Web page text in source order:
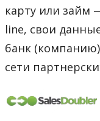
карту или займ
line, свои
банк
сети